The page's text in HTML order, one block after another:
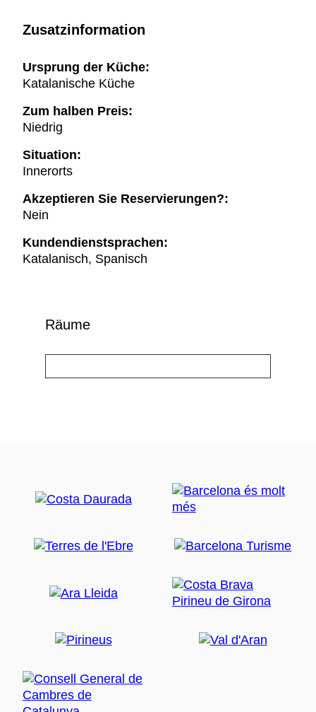
Zusatzinformation
Ursprung der Küche:
Katalanische Küche
Zum halben Preis:
Niedrig
Situation:
Innerorts
Akzeptieren Sie Reservierungen?:
Nein
Kundendienstsprachen:
Katalanisch, Spanisch
Räume